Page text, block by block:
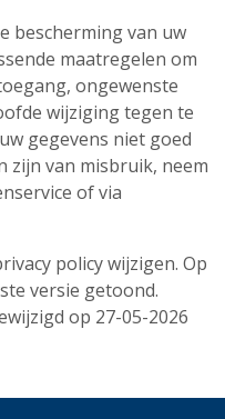
bescherming van uw
maatregelen om
ongewenste
wijziging tegen te
gegevens niet goed
zijn van misbruik, neem
of via
policy wijzigen. Op
versie getoond.
op 27-05-2026